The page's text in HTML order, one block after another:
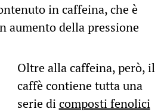
in caffeina, che è
aumento della pressione
Oltre alla caffeina, però, il
caffè contiene tutta una
serie dicomposti fenolici